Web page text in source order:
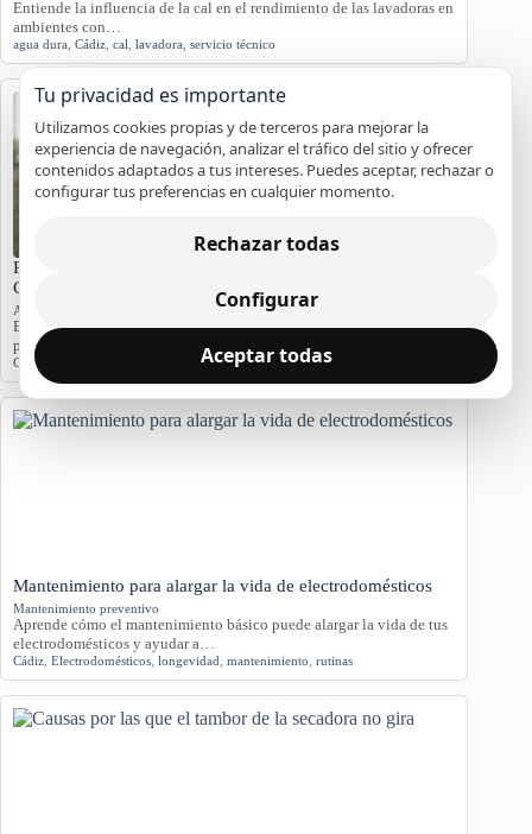
Entiende la influencia de la cal en el rendimiento de las lavadoras en
ambientes con…
agua dura Cádiz cal lavadora servicio técnico
Problemas de Electrodomésticos en Pisos Antiguos de
Cádiz
Averías y orientación en Cádiz
Exploramos los problemas más comunes de electrodomésticos en
pisos antiguos de Cádiz, considerando la humedad…
Cádiz problemas comunes, soluciones
Mantenimiento para alargar la vida de electrodomésticos
Mantenimiento preventivo
Aprende cómo el mantenimiento básico puede alargar la vida de tus
electrodomésticos y ayudar a…
Cádiz Electrodomésticos longevidad mantenimiento rutinas
Tu privacidad es importante
Utilizamos cookies propias y de terceros para mejorar la
experiencia de navegación, analizar el tráfico del sitio y ofrecer
contenidos adaptados a tus intereses. Puedes aceptar, rechazar o
configurar tus preferencias en cualquier momento.
Rechazar todas
Configurar
Aceptar todas